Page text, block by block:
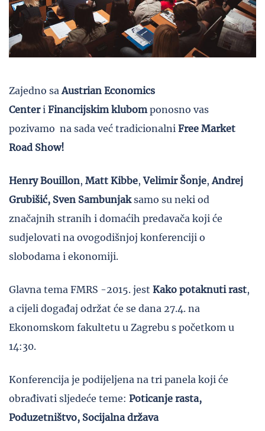
Zajedno saAustrian Economics
Centeri Financijskim klubomponosno vas
pozivamo na sada već tradicionalni Free Market
Road Show!
Henry Bouillon, Matt Kibbe,Velimir Šonje,Andrej
Grubišić, Sven Sambunjaksamo su neki od
značajnih stranih i domaćih predavača koji će
sudjelovati na ovogodišnjoj konferenciji o
slobodama i ekonomiji.
Glavna tema FMRS -2015. jest Kako potaknuti rast,
a cijeli događaj održat će se dana 27.4. na
Ekonomskom fakultetu u Zagrebu s početkom u
14:30.
Konferencija je podijeljena na tri panela koji će
obrađivati sljedeće teme: Poticanje rasta,
Poduzetništvo, Socijalna država